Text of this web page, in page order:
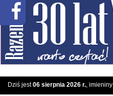
Dziś jest06 sierpnia 2026 r., imieniny